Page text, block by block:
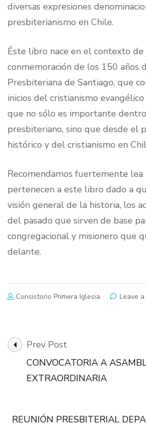
diversas expresiones
presbiterianismo en Chile.
Éste libro nace en el contexto de
conmemoración de los 150 años
Presbiteriana de Santiago, que
inicios del cristianismo
que no sólo es importante
presbiteriano, sino que desde el
histórico y del cristianismo en
Recomendamos fuertemente
pertenecen a este libro dado a
visión general de la historia, los
del pasado que sirven de base
congregacional y misionero que
delante.
Consistorio Primera Iglesia Leave
Post
Navigation
Prev Post
CONVOCATORIA A
EXTRAORDINARIA
REUNIÓN PRESBITERIAL